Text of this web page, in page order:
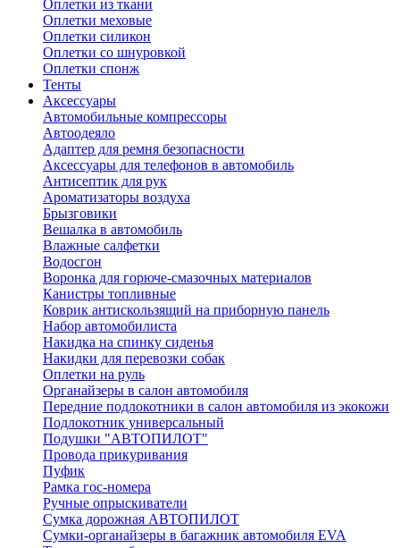
Оплетки из ткани
Оплетки меховые
Оплетки силикон
Оплетки со шнуровкой
Оплетки спонж
Тенты
Аксессуары
Автомобильные компрессоры
Автоодеяло
Адаптер для ремня безопасности
Аксессуары для телефонов в автомобиль
Антисептик для рук
Ароматизаторы воздуха
Брызговики
Вешалка в автомобиль
Влажные салфетки
Водосгон
Воронка для горюче-смазочных материалов
Канистры топливные
Коврик антискользящий на приборную панель
Набор автомобилиста
Накидка на спинку сиденья
Накидки для перевозки собак
Оплетки на руль
Органайзеры в салон автомобиля
Передние подлокотники в салон автомобиля из экокожи
Подлокотник универсальный
Подушки "АВТОПИЛОТ"
Провода прикуривания
Пуфик
Рамка гос-номера
Ручные опрыскиватели
Сумка дорожная АВТОПИЛОТ
Сумки-органайзеры в багажник автомобиля EVA